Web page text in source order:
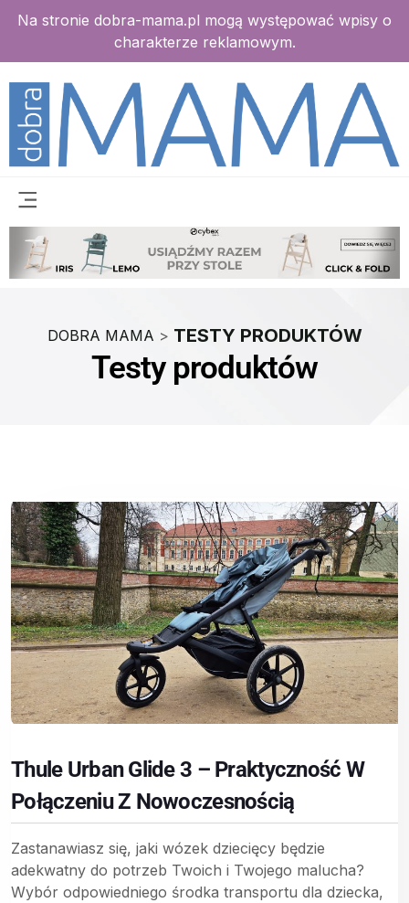
Na stronie dobra-mama.pl mogą występować wpisy o
charakterze reklamowym.
DOBRA MAMA > TESTY PRODUKTÓW
Testy produktów
Thule Urban Glide 3 – Praktyczność W
Połączeniu Z Nowoczesnością
Zastanawiasz się, jaki wózek dziecięcy będzie
adekwatny do potrzeb Twoich i Twojego malucha?
Wybór odpowiedniego środka transportu dla dziecka,